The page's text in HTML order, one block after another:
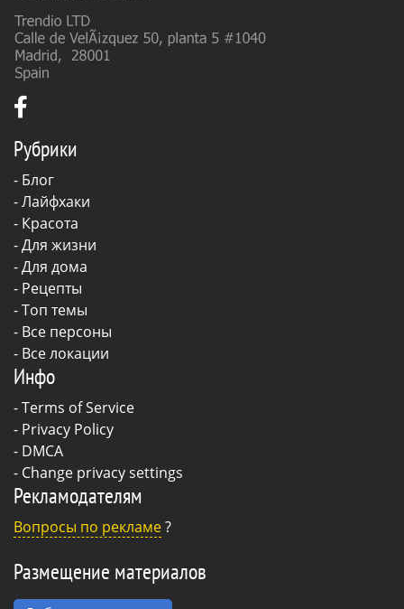
Рубрики
- Блог
-Лайфхаки
- Красота
-Для жизни
-Для дома
- Рецепты
- Топ темы
- Все персоны
- Все локации
Инфо
-Terms of Service
- Privacy Policy
- DMCA
- Change privacy settings
Рекламодателям
Вопросы по рекламе?
Размещение материалов